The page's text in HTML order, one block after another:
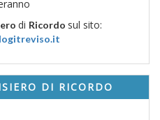
di Ricordo sul sito:
DI RICORDO